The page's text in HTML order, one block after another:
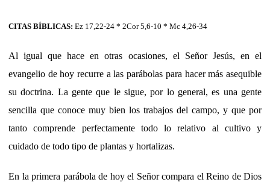
CITAS BÍBLICAS: Ez 17,22-24 * 2Cor 5,6-10 * Mc 4,26-34
Al igual que hace en otras ocasiones, el Señor Jesús, en el
evangelio de hoy recurre a las parábolas para hacer más asequible
su doctrina. La gente que le sigue, por lo general, es una gente
sencilla que conoce muy bien los trabajos del campo, y que por
tanto comprende perfectamente todo lo relativo al cultivo y
cuidado de todo tipo de plantas y hortalizas.
En la primera parábola de hoy el Señor compara el Reino de Dios